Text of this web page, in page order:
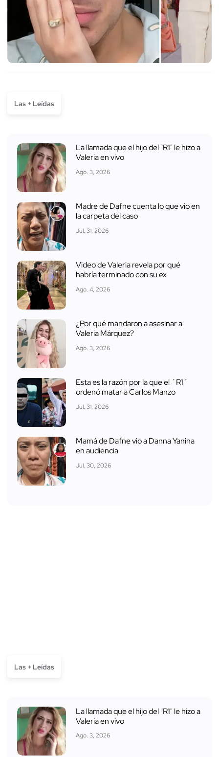
Las + Leídas
La llamada que el hijo del "R1" le hizo a
Valeria en vivo
Ago. 3, 2026
Madre de Dafne cuenta lo que vio en
la carpeta del caso
Jul. 31, 2026
Video de Valeria revela por qué
habría terminado con su ex
Ago. 4, 2026
¿Por qué mandaron a asesinar a
Valeria Márquez?
Ago. 3, 2026
Esta es la razón por la que el ´R1´
ordenó matar a Carlos Manzo
Jul. 31, 2026
Mamá de Dafne vio a Danna Yanina
en audiencia
Jul. 30, 2026
Las + Leídas
La llamada que el hijo del "R1" le hizo a
Valeria en vivo
Ago. 3, 2026